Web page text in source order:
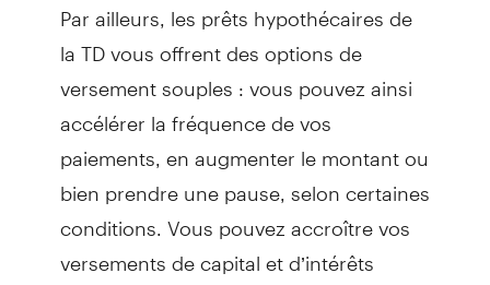
Par ailleurs, les prêts hypothécaires de
la TD vous offrent des options de
versement souples : vous pouvez ainsi
accélérer la fréquence de vos
paiements, en augmenter le montant ou
bien prendre une pause, selon certaines
conditions. Vous pouvez accroître vos
versements de capital et d’intérêts